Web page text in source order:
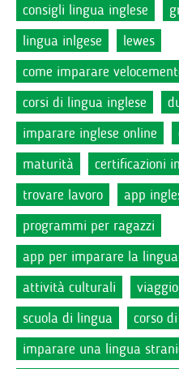
consigli lingua inglese
lingua inlgese
lewes
come imparare
corsi di lingua inglese
imparare inglese online
maturità
certificazioni
trovare lavoro
app
programmi per ragazzi
app per imparare la
attività culturali
scuola di lingua
corso
imparare una lingua